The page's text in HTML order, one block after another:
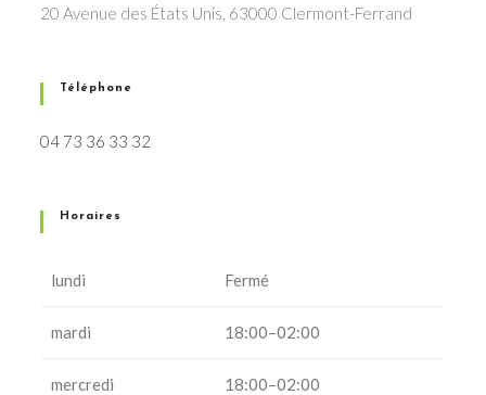
20 Avenue des États Unis, 63000 Clermont-Ferrand
Téléphone
04 73 36 33 32
Horaires
lundi Fermé
mardi 18:00–02:00
mercredi 18:00–02:00